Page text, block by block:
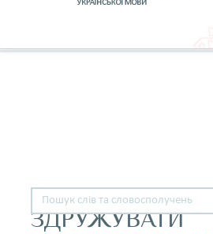
ЗДРУЖУВАТИ